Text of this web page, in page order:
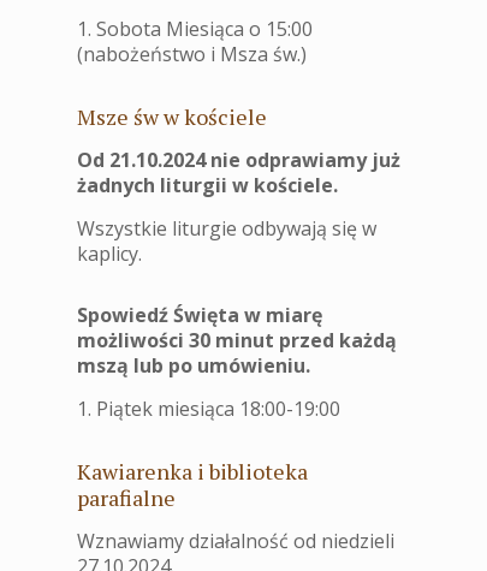
1. Sobota Miesiąca o 15:00
(nabożeństwo i Msza św.)
Msze św w kościele
Od 21.10.2024 nie odprawiamy już
żadnych liturgii w kościele.
Wszystkie liturgie odbywają się w
kaplicy.
Spowiedź Święta w miarę
możliwości 30 minut przed każdą
mszą lub po umówieniu.
1. Piątek miesiąca 18:00-19:00
Kawiarenka i biblioteka
parafialne
Wznawiamy działalność od niedzieli